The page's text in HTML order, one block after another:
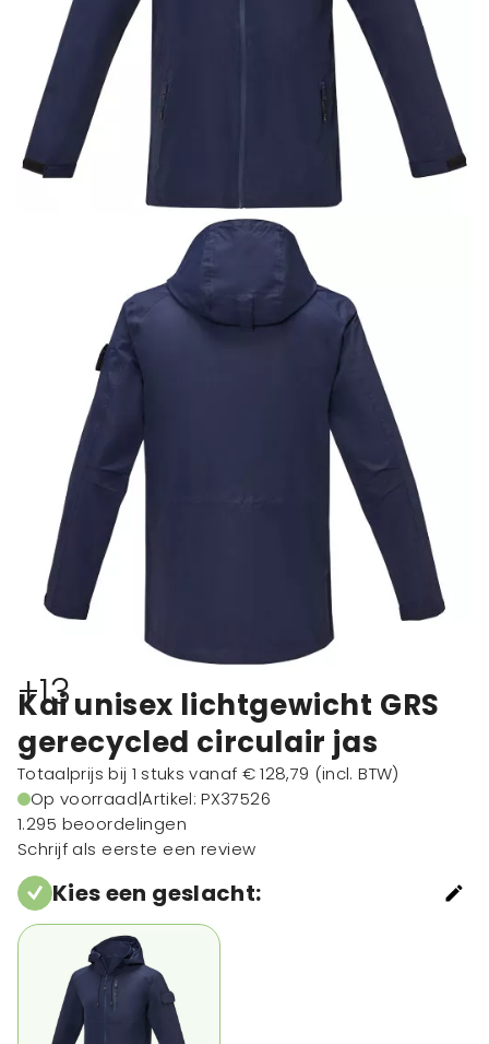
+13
Kai unisex lichtgewicht GRS
gerecycled circulair jas
Totaalprijs bij 1 stuks vanaf € 128,79 (incl. BTW)
Op voorraad|Artikel: PX37526
1.295 beoordelingen
Schrijf als eerste een review
Kies een geslacht: